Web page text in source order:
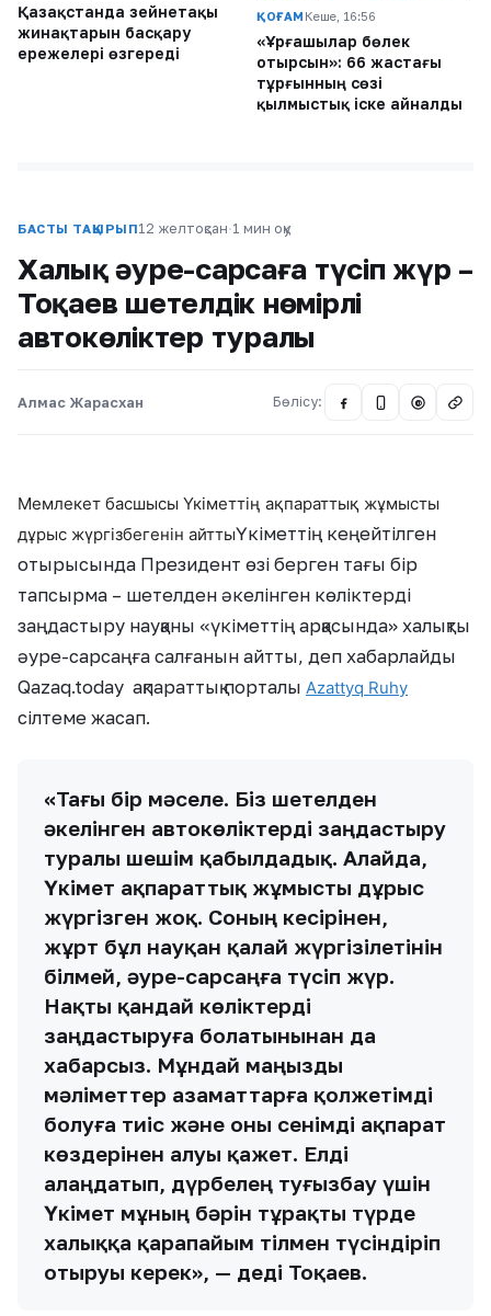
Қазақстанда зейнетақы
жинақтарын басқару
ережелері өзгереді
ҚОҒАМ Кеше, 16:56
«Ұрғашылар бөлек
отырсын»: 66 жастағы
тұрғынның сөзі
қылмыстық іске айналды
БАСТЫ ТАҚЫРЫП12 желтоқсан·1 мин оқу
Халық әуре-сарсаңға түсіп жүр –
Тоқаев шетелдік нөмірлі
автокөліктер туралы
Алмас Жарасхан Бөлісу: @
Мемлекет басшысы Үкіметтің ақпараттық жұмысты
дұрыс жүргізбегенін айттыҮкіметтің кеңейтілген
отырысында Президент өзі берген тағы бір
тапсырма – шетелден әкелінген көліктерді
заңдастыру науқаны «үкіметтің арқасында» халықты
әуре-сарсаңға салғанын айтты, деп хабарлайды
Qazaq.today ақпараттық порталы Azattyq Ruhy
сілтеме жасап.
«Тағы бір мәселе. Біз шетелден
әкелінген автокөліктерді заңдастыру
туралы шешім қабылдадық. Алайда,
Үкімет ақпараттық жұмысты дұрыс
жүргізген жоқ. Соның кесірінен,
жұрт бұл науқан қалай жүргізілетінін
білмей, әуре-сарсаңға түсіп жүр.
Нақты қандай көліктерді
заңдастыруға болатынынан да
хабарсыз. Мұндай маңызды
мәліметтер азаматтарға қолжетімді
болуға тиіс және оны сенімді ақпарат
көздерінен алуы қажет. Елді
алаңдатып, дүрбелең туғызбау үшін
Үкімет мұның бәрін тұрақты түрде
халыққа қарапайым тілмен түсіндіріп
отыруы керек», — деді Тоқаев.